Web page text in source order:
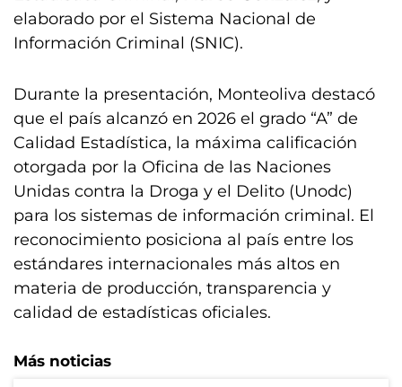
elaborado por el Sistema Nacional de
Información Criminal (SNIC).
Durante la presentación, Monteoliva destacó
que el país alcanzó en 2026 el grado “A” de
Calidad Estadística, la máxima calificación
otorgada por la Oficina de las Naciones
Unidas contra la Droga y el Delito (Unodc)
para los sistemas de información criminal. El
reconocimiento posiciona al país entre los
estándares internacionales más altos en
materia de producción, transparencia y
calidad de estadísticas oficiales.
Más noticias